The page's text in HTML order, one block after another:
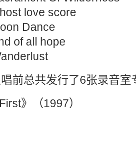
love score
Dance
of all hope
前总共发行了6张录音室
》（1997）